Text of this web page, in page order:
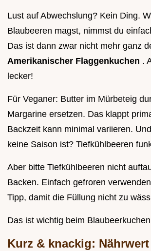
Lust auf Abwechslung? Kein Ding.
Blaubeeren magst, nimmst du
Das ist dann zwar nicht mehr ganz
Amerikanischer Flaggenkuchen .
lecker!
Für Veganer: Butter im Mürbeteig
Margarine ersetzen. Das klappt
Backzeit kann minimal variieren.
keine Saison ist? Tiefkühlbeeren
Aber bitte Tiefkühlbeeren nicht
Backen. Einfach gefroren
Tipp, damit die Füllung nicht zu
Das ist wichtig beim
Kurz & knackig: